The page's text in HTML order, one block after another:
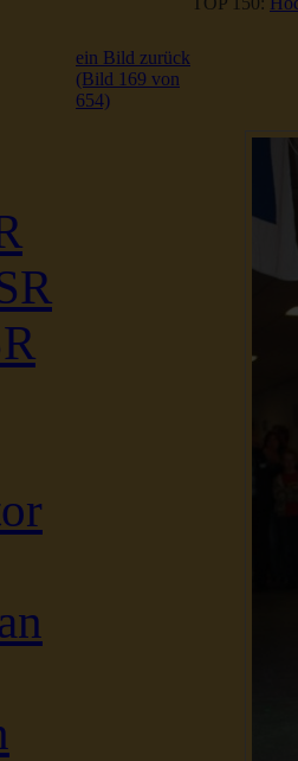
ein Bild zurück
(Bild 169 von
654)